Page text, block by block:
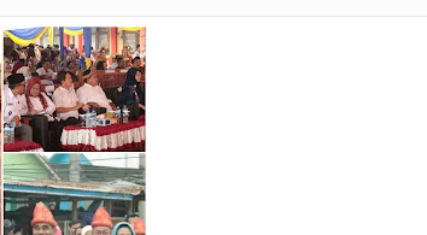
Barang Bukti Berhasil Diamankan.
Gelar Patroli Subuh di Kawasan Masjid Syuhada
Patroli KRYD Sasar Potensi Gangguan Kamtibmas
BTS di Banyuasin II, Tiga Terduga Pelaku Diamankan
Barang Bukti Disembunyikan di Panci Presto